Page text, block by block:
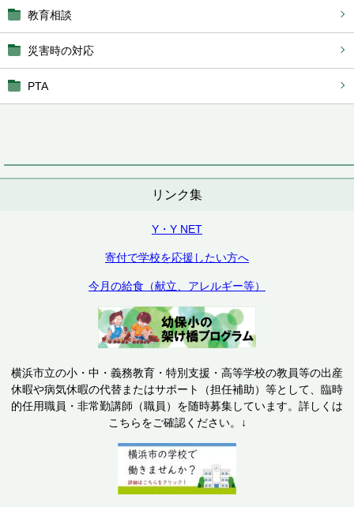
教育相談
災害時の対応
PTA
リンク集
Y・Y NET
寄付で学校を応援したい方へ
今月の給食（献立、アレルギー等）
横浜市立の小・中・義務教育・特別支援・高等学校の教員等の出産
休暇や病気休暇の代替またはサポート（担任補助）等として、臨時
的任用職員・非常勤講師（職員）を随時募集しています。詳しくは
こちらをご確認ください。↓